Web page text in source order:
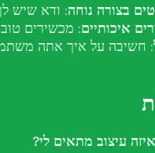
בצורה נוחה: ודא שיש
איכותיים: מכשירים
: חשיבה על איך אתה משתמש
עיצוב מתאים לי?